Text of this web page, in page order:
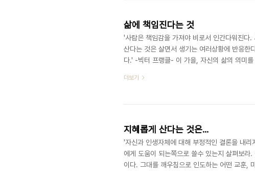
삶에 책임진다는 것
'사람은 책임감을 가져야 비로서 인간다워진다
산다는 것은 살면서 생기는 여러상황에 반응한
다.' -빅터 프랭클- 이 가을, 자신의 삶의 의미를
더보기
지혜롭게 산다는 것은...
'자신과 인생자체에 대해 부정적인 결론을 내
에게 도움이 되는쪽으로 쓸수 있는지 살펴보
이다. 그대를 깨우침으로 인도하는 어떤 교훈,